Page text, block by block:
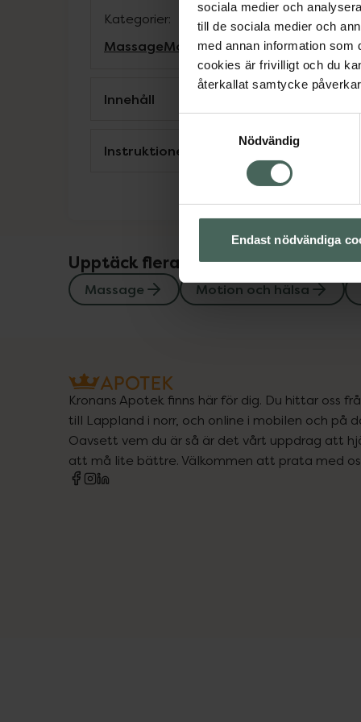
sociala medier och
till de sociala medier och
med annan information som
cookies är frivilligt och du
återkallat samtycke
Nödvändig
Endast nödvändiga
Kategorier:
MassageMotion och hälsaVärk
Innehåll
Instruktioner
Upptäck flera produkter inom
Massage Motion och hälsa
Kronans Apotek finns här för dig. Du hittar oss
till Lappland i norr, och online i mobilen och på
Oavsett vem du är så är det vårt uppdrag att
att må lite bättre. Välkommen att prata med